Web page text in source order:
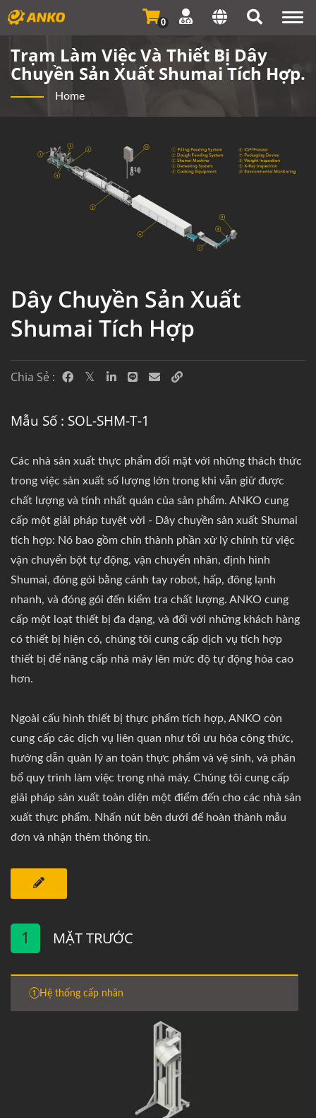
0
Trạm Làm Việc Và Thiết Bị Dây
Chuyền Sản Xuất Shumai Tích Hợp.
Home
Dây Chuyền Sản Xuất
Shumai Tích Hợp
Chia Sẻ :
Mẫu Số : SOL-SHM-T-1
Các nhà sản xuất thực phẩm đối mặt với những thách thức
trong việc sản xuất số lượng lớn trong khi vẫn giữ được
chất lượng và tính nhất quán của sản phẩm. ANKO cung
cấp một giải pháp tuyệt vời - Dây chuyền sản xuất Shumai
tích hợp: Nó bao gồm chín thành phần xử lý chính từ việc
vận chuyển bột tự động, vận chuyển nhân, định hình
Shumai, đóng gói bằng cánh tay robot, hấp, đông lạnh
nhanh, và đóng gói đến kiểm tra chất lượng. ANKO cung
cấp một loạt thiết bị đa dạng, và đối với những khách hàng
có thiết bị hiện có, chúng tôi cung cấp dịch vụ tích hợp
thiết bị để nâng cấp nhà máy lên mức độ tự động hóa cao
hơn.
Ngoài cấu hình thiết bị thực phẩm tích hợp, ANKO còn
cung cấp các dịch vụ liên quan như tối ưu hóa công thức,
hướng dẫn quản lý an toàn thực phẩm và vệ sinh, và phân
bổ quy trình làm việc trong nhà máy. Chúng tôi cung cấp
giải pháp sản xuất toàn diện một điểm đến cho các nhà sản
xuất thực phẩm. Nhấn nút bên dưới để hoàn thành mẫu
đơn và nhận thêm thông tin.
1 MẶT TRƯỚC
①Hệ thống cấp nhân